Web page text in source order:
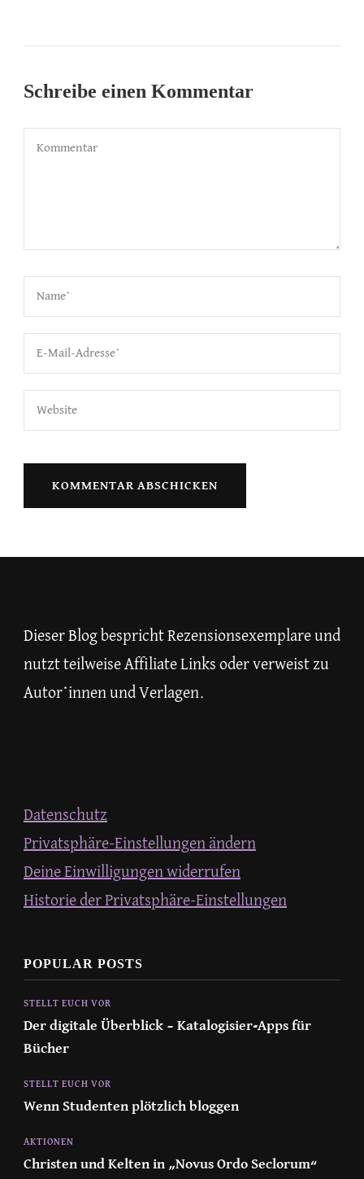
Schreibe einen Kommentar
Dieser Blog bespricht Rezensionsexemplare und
nutzt teilweise Affiliate Links oder verweist zu
Autor*innen und Verlagen.
Datenschutz
Privatsphäre-Einstellungen ändern
Deine Einwilligungen widerrufen
Historie der Privatsphäre-Einstellungen
POPULAR POSTS
STELLT EUCH VOR
Der digitale Überblick – Katalogisier-Apps für
Bücher
STELLT EUCH VOR
Wenn Studenten plötzlich bloggen
AKTIONEN
Christen und Kelten in „Novus Ordo Seclorum“